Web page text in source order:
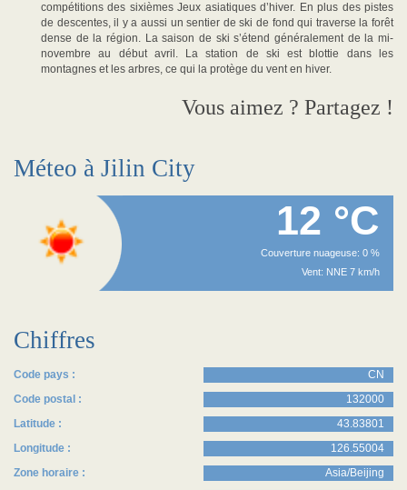
compétitions des sixièmes Jeux asiatiques d’hiver. En plus des pistes
de descentes, il y a aussi un sentier de ski de fond qui traverse la forêt
dense de la région. La saison de ski s’étend généralement de la mi-
novembre au début avril. La station de ski est blottie dans les
montagnes et les arbres, ce qui la protège du vent en hiver.
Vous aimez ? Partagez !
Méteo à Jilin City
12 °C
Couverture nuageuse: 0 %
Vent: NNE 7 km/h
Chiffres
Code pays :
CN
Code postal :
132000
Latitude :
43.83801
Longitude :
126.55004
Zone horaire :
Asia/Beijing